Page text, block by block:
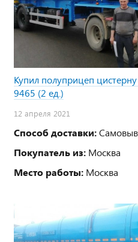
Купил полуприцеп
9465 (2 ед.)
12 апреля 2021
Способ доставки:
Покупатель из: Москва
Место работы: Москва